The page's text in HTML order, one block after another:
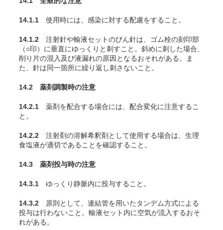
14.1.1 使用時には、感染に対する配慮をすること。
14.1.2 注射針や輸液セットのびん針は、ゴム栓の刻印部
（○印）に垂直にゆっくりと刺すこと。斜めに刺した場合、
削り片の混入及び液漏れの原因となるおそれがある。ま
た、針は同一箇所に繰り返し刺さないこと。
14.2 薬剤調製時の注意
14.2.1 薬剤を配合する場合には、配合変化に注意するこ
と。
14.2.2 注射剤の溶解希釈剤として使用する場合は、生理
食塩液が適切であることを確認すること。
14.3 薬剤投与時の注意
14.3.1 ゆっくり静脈内に投与すること。
14.3.2 原則として、連結管を用いたタンデム方式による
投与は行わないこと。輸液セット内に空気が流入するおそ
れがある。